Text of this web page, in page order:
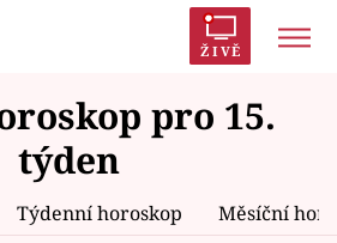
ŽIVĚ
Prostřeno!
AYTO?
Proměny
pro 15.
týden
Týdenní horoskop Měsíční